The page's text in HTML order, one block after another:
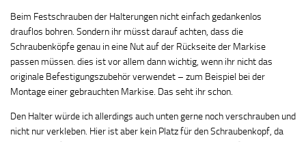
Beim Festschrauben der Halterungen nicht einfach gedankenlos
drauflos bohren. Sondern ihr müsst darauf achten, dass die
Schraubenköpfe genau in eine Nut auf der Rückseite der Markise
passen müssen. dies ist vor allem dann wichtig, wenn ihr nicht das
originale Befestigungszubehör verwendet – zum Beispiel bei der
Montage einer gebrauchten Markise. Das seht ihr schon.
Den Halter würde ich allerdings auch unten gerne noch verschrauben und
nicht nur verkleben. Hier ist aber kein Platz für den Schraubenkopf, da